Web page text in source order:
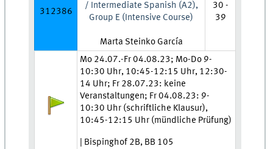
312386
/ Intermediate Spanish (A2),
Group E (Intensive Course)
Lehrkraft:
Marta Steinko García
30 -
39
Anmeldestatus:
Zeit und Ort:
Mo 24.07.-Fr 04.08.23; Mo-Do 9-
10:30 Uhr, 10:45-12:15 Uhr, 12:30-
14 Uhr; Fr 28.07.23: keine
Veranstaltungen; Fr 04.08.23: 9-
10:30 Uhr (schriftliche Klausur),
10:45-12:15 Uhr (mündliche Prüfung)
| Bispinghof 2B, BB 105